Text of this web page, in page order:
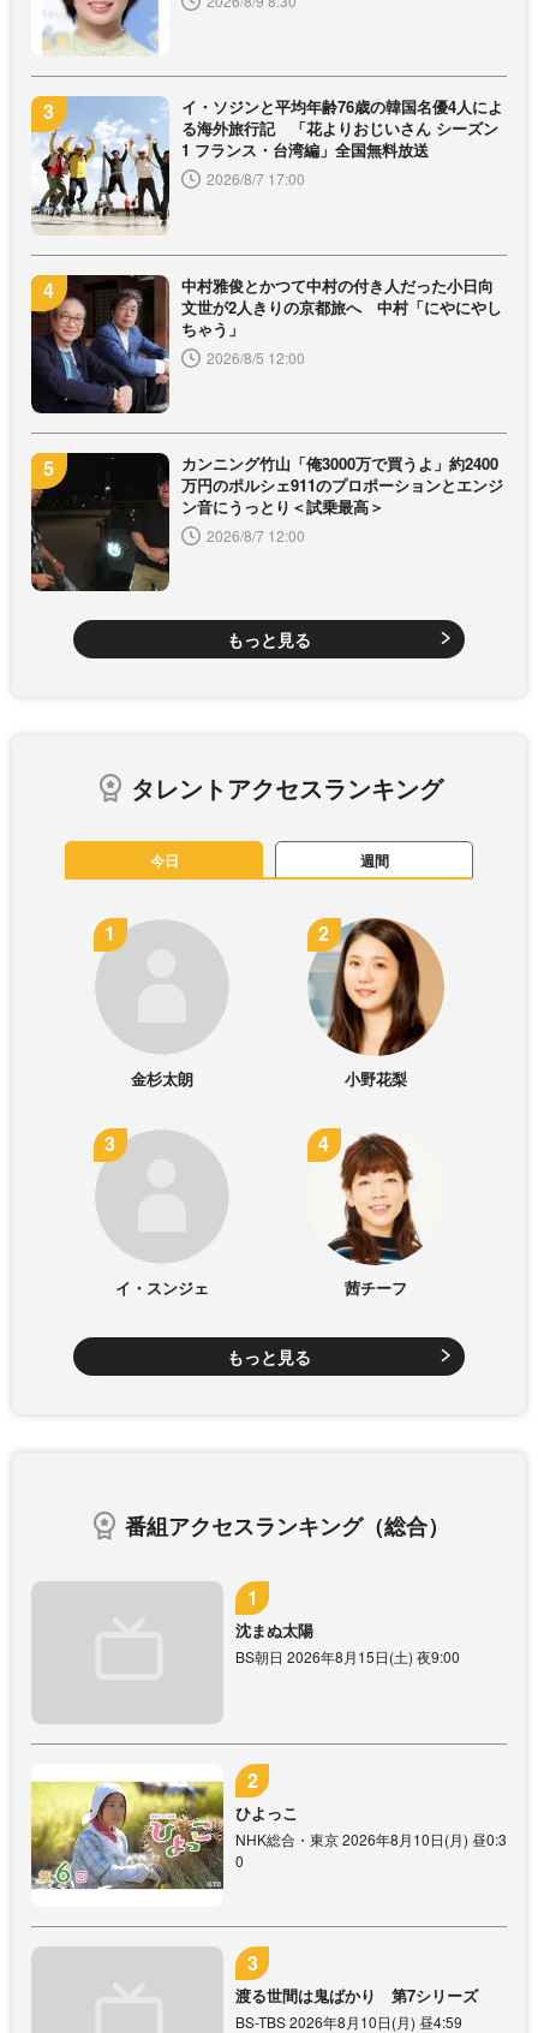
イ・ソジンと平均年齢76歳の韓国名優4人によ
る海外旅行記 「花よりおじいさん シーズン
1 フランス・台湾編」全国無料放送
2026/8/7 17:00
中村雅俊とかつて中村の付き人だった小日向
文世が2人きりの京都旅へ 中村「にやにやし
ちゃう」
2026/8/5 12:00
カンニング竹山「俺3000万で買うよ」約2400
万円のポルシェ911のプロポーションとエンジ
ン音にうっとり＜試乗最高＞
2026/8/7 12:00
もっと見る
タレントアクセスランキング
今日 週間
金杉太朗 小野花梨
イ・スンジェ 茜チーフ
もっと見る
番組アクセスランキング（総合）
沈まぬ太陽
BS朝日 2026年8月15日(土) 夜9:00
ひよっこ
NHK総合・東京 2026年8月10日(月) 昼0:3
0
渡る世間は鬼ばかり 第7シリーズ
BS-TBS 2026年8月10日(月) 昼4:59